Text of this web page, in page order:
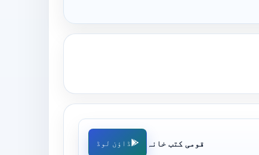
قومی کتب خانہ ڈاؤن لوڈ